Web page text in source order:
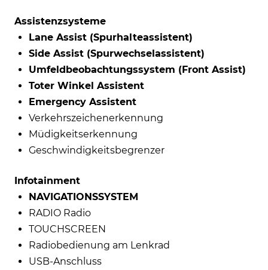
Assistenzsysteme
Lane Assist (Spurhalteassistent)
Side Assist (Spurwechselassistent)
Umfeldbeobachtungssystem (Front Assist)
Toter Winkel Assistent
Emergency Assistent
Verkehrszeichenerkennung
Müdigkeitserkennung
Geschwindigkeitsbegrenzer
Infotainment
NAVIGATIONSSYSTEM
RADIO Radio
TOUCHSCREEN
Radiobedienung am Lenkrad
USB-Anschluss